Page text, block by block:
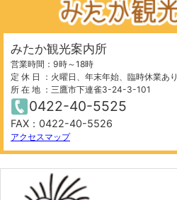
みたか観光案内所
営業時間：9時～18時
定 休 日 ：火曜日、年末年始、臨時休業あり
所 在 地 ：三鷹市下連雀3-24-3-101
0422-40-5525
FAX：0422-40-5526
アクセスマップ